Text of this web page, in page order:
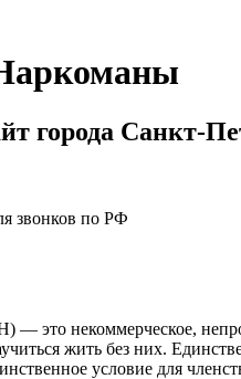
города Санкт-
звонков по РФ
это некоммерческое,
жить без них.
условие для